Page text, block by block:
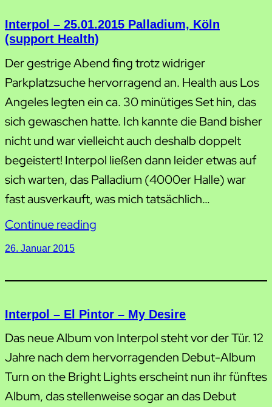
Interpol – 25.01.2015 Palladium, Köln
(support Health)
Der gestrige Abend fing trotz widriger
Parkplatzsuche hervorragend an. Health aus Los
Angeles legten ein ca. 30 minütiges Set hin, das
sich gewaschen hatte. Ich kannte die Band bisher
nicht und war vielleicht auch deshalb doppelt
begeistert! Interpol ließen dann leider etwas auf
sich warten, das Palladium (4000er Halle) war
fast ausverkauft, was mich tatsächlich…
Continue reading
26. Januar 2015
Interpol – El Pintor – My Desire
Das neue Album von Interpol steht vor der Tür. 12
Jahre nach dem hervorragenden Debut-Album
Turn on the Bright Lights erscheint nun ihr fünftes
Album, das stellenweise sogar an das Debut